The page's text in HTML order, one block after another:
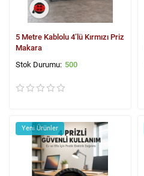
5 Metre Kablolu 4’lü Kırmızı Priz
Makara
500
Yeni Ürünler